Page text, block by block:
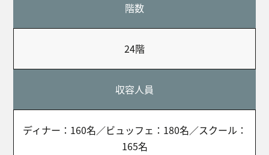
階数
24階
収容人員
ディナー：160名／ビュッフェ：180名／スクール：
165名